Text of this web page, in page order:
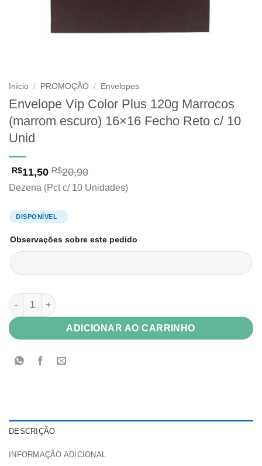
Início / PROMOÇÃO / Envelopes
Envelope Vip Color Plus 120g Marrocos
(marrom escuro) 16×16 Fecho Reto c/ 10
Unid
R$11,50 R$20,90
Dezena (Pct c/ 10 Unidades)
Observações sobre este pedido
Envelope Vip Color Plus 120g Marrocos (marrom escuro)
ADICIONAR AO CARRINHO
DESCRIÇÃO
INFORMAÇÃO ADICIONAL